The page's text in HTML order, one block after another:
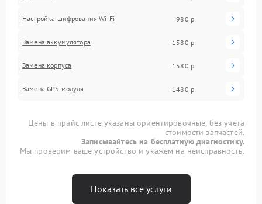
Настройка шифрования Wi-Fi 980 р
Замена аккумулятора 1580 р
Замена корпуса 1580 р
Замена GPS-модуля 1480 р
Цены в прайс-листе указаны ориентировочные, без учета
стоимости запчастей.
Записывайтесь на бесплатную диагностику.
Мы проверим ваше устройство и укажем на неисправность.
Показать все услуги